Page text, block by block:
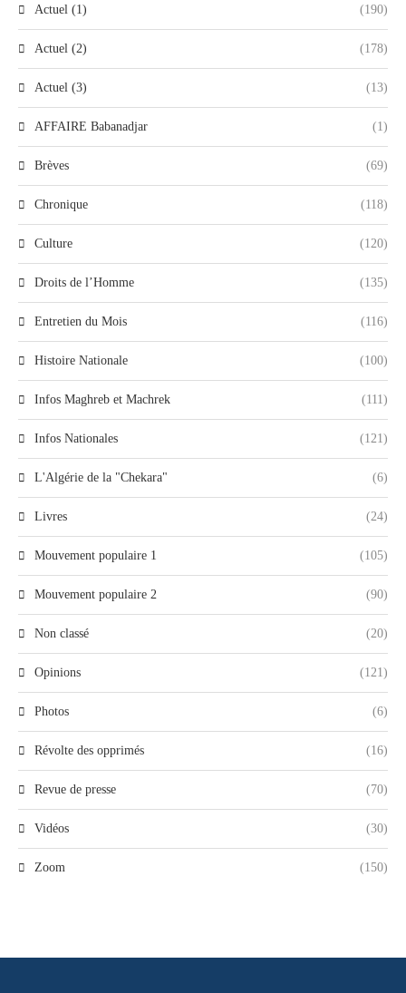
Actuel (1) (190)
Actuel (2) (178)
Actuel (3) (13)
AFFAIRE Babanadjar (1)
Brèves (69)
Chronique (118)
Culture (120)
Droits de l’Homme (135)
Entretien du Mois (116)
Histoire Nationale (100)
Infos Maghreb et Machrek (111)
Infos Nationales (121)
L'Algérie de la "Chekara" (6)
Livres (24)
Mouvement populaire 1 (105)
Mouvement populaire 2 (90)
Non classé (20)
Opinions (121)
Photos (6)
Révolte des opprimés (16)
Revue de presse (70)
Vidéos (30)
Zoom (150)